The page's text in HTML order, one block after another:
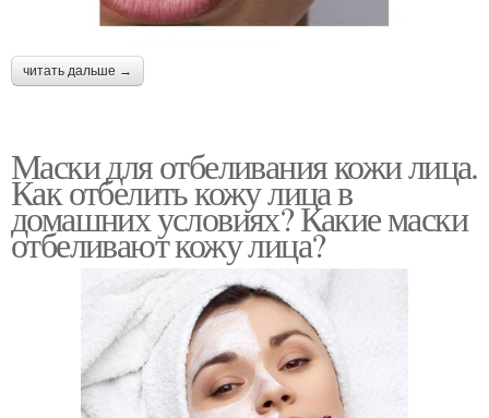
читать дальше →
Маски для отбеливания кожи лица.
Как отбелить кожу лица в
домашних условиях? Какие маски
отбеливают кожу лица?